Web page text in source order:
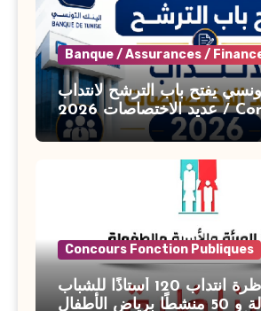
Banque / Assurances /
يفتح باب الترشح لانتداب
عديد الاختصاصات 2026 / Concours BT
Banque de Tunisie 2026
Concours Fonction Publiques
مناظرة انتداب 120 أستاذًا للشباب
والطفولة و 50 منشطًا برياض الأطفال